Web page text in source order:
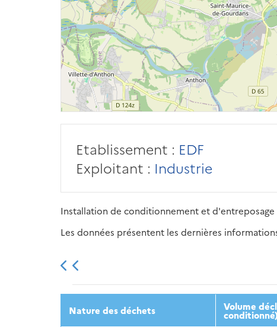
Etablissement : EDF
Exploitant : Industrie
Installation de conditionnement et d'entreposage
Les données présentent les dernières
2013 2014 2015
Nature des déchets Volume
conditionné)